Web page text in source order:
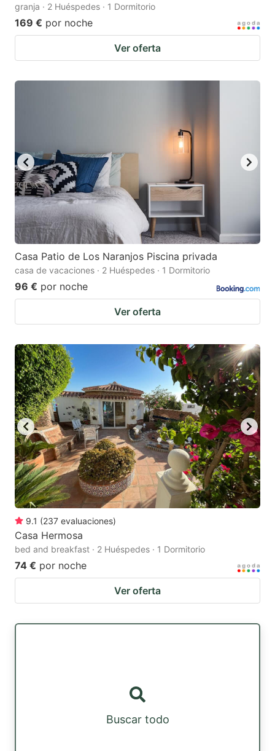
granja · 2 Huéspedes · 1 Dormitorio
169 € por noche
Ver oferta
Casa Patio de Los Naranjos Piscina privada
casa de vacaciones · 2 Huéspedes · 1 Dormitorio
96 € por noche
Ver oferta
9.1 (237 evaluaciones)
Casa Hermosa
bed and breakfast · 2 Huéspedes · 1 Dormitorio
74 € por noche
Ver oferta
Buscar todo